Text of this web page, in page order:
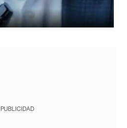
PUBLICIDAD